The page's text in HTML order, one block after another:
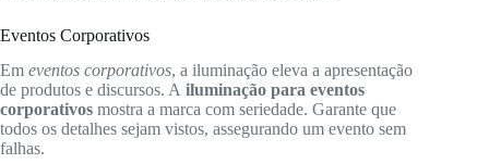
Eventos Corporativos
Em eventos corporativos, a iluminação eleva a apresentação
de produtos e discursos. A iluminação para eventos
corporativos mostra a marca com seriedade. Garante que
todos os detalhes sejam vistos, assegurando um evento sem
falhas.